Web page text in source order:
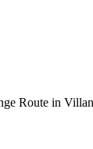
Route in